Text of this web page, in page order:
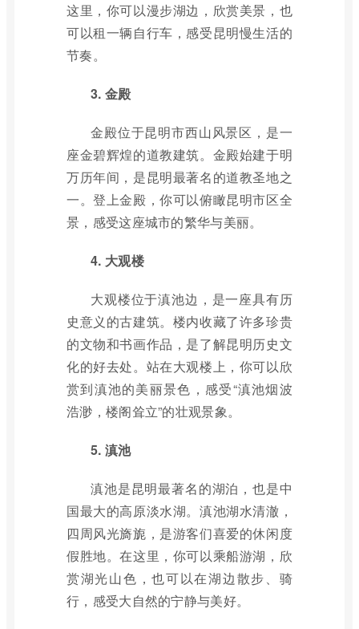
这里，你可以漫步湖边，欣赏美景，也
可以租一辆自行车，感受昆明慢生活的
节奏。
3. 金殿
金殿位于昆明市西山风景区，是一
座金碧辉煌的道教建筑。金殿始建于明
万历年间，是昆明最著名的道教圣地之
一。登上金殿，你可以俯瞰昆明市区全
景，感受这座城市的繁华与美丽。
4. 大观楼
大观楼位于滇池边，是一座具有历
史意义的古建筑。楼内收藏了许多珍贵
的文物和书画作品，是了解昆明历史文
化的好去处。站在大观楼上，你可以欣
赏到滇池的美丽景色，感受“滇池烟波
浩渺，楼阁耸立”的壮观景象。
5. 滇池
滇池是昆明最著名的湖泊，也是中
国最大的高原淡水湖。滇池湖水清澈，
四周风光旖旎，是游客们喜爱的休闲度
假胜地。在这里，你可以乘船游湖，欣
赏湖光山色，也可以在湖边散步、骑
行，感受大自然的宁静与美好。